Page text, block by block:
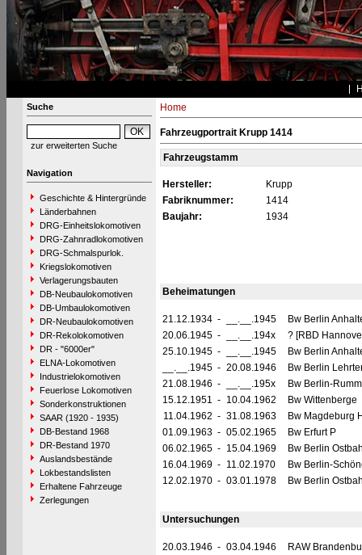
Suche
zur erweiterten Suche
Navigation
Geschichte & Hintergründe
Länderbahnen
DRG-Einheitslokomotiven
DRG-Zahnradlokomotiven
DRG-Schmalspurlok.
Kriegslokomotiven
Verlagerungsbauten
DB-Neubaulokomotiven
DB-Umbaulokomotiven
DR-Neubaulokomotiven
DR-Rekolokomotiven
DR - "6000er"
ELNA-Lokomotiven
Industrielokomotiven
Feuerlose Lokomotiven
Sonderkonstruktionen
SAAR (1920 - 1935)
DB-Bestand 1968
DR-Bestand 1970
Auslandsbestände
Lokbestandslisten
Erhaltene Fahrzeuge
Zerlegungen
Home
Fahrzeugportrait Krupp 1414
Fahrzeugstamm
Hersteller:
Krupp
Fabriknummer:
1414
Baujahr:
1934
Beheimatungen
21.12.1934 - __.__.1945
Bw Berlin
20.06.1945 - __.__.194x
? [RBD
25.10.1945 - __.__.1945
Bw Berlin
__.__.1945 - 20.08.1946
Bw Berlin
21.08.1946 - __.__.195x
Bw Berlin-
15.12.1951 - 10.04.1962
Bw Wittenberge
11.04.1962 - 31.08.1963
Bw Magdeburg
01.09.1963 - 05.02.1965
Bw Erfurt P
06.02.1965 - 15.04.1969
Bw Berlin
16.04.1969 - 11.02.1970
Bw Berlin-
12.02.1970 - 03.01.1978 Bw Berlin
Untersuchungen
20.03.1946 - 03.04.1946
RAW